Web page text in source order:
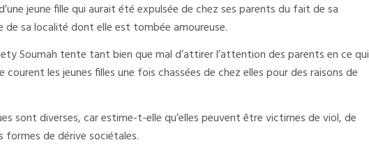
jeune fille qui aurait été expulsée de chez ses parents du fait de sa
de sa localité dont elle est tombée amoureuse.
Soumah tente tant bien que mal d’attirer l’attention des parents en ce qui
courent les jeunes filles une fois chassées de chez elles pour des raisons de
sont diverses, car estime-t-elle qu’elles peuvent être victimes de viol, de
formes de dérive sociétales.